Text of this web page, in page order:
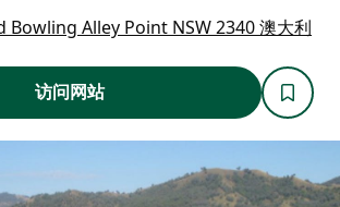
Bowling Alley Point NSW 2340 澳大利
访问网站